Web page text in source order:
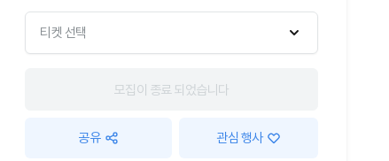
티켓 선택
모집이 종료 되었습니다
공유 관심 행사